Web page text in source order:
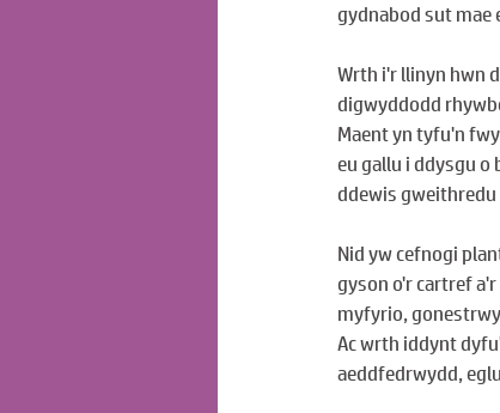
gydnabod sut mae
Wrth i'r llinyn hwn
digwyddodd
Maent yn tyfu'n
eu gallu i ddysgu o
ddewis
Nid yw cefnogi
gyson o'r cartref
myfyrio,
Ac wrth iddynt
aeddfedrwydd,